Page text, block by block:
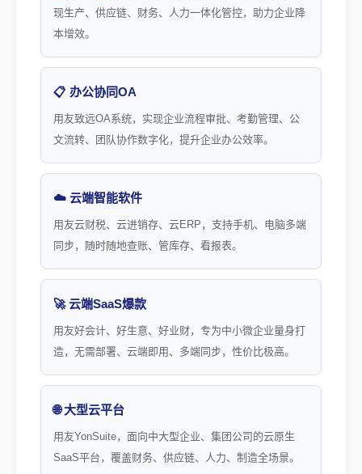
现生产、供应链、财务、人力一体化管控，助力企业降
本增效。
📋 办公协同OA
用友致远OA系统，实现企业流程审批、考勤管理、公
文流转、团队协作数字化，提升企业办公效率。
☁️ 云端智能软件
用友云财税、云进销存、云ERP，支持手机、电脑多端
同步，随时随地查账、管库存、看报表。
🚀 云端SaaS爆款
用友好会计、好生意、好业财，专为中小微企业量身打
造，无需部署、云端即用、多端同步，性价比极高。
🌐 大型云平台
用友YonSuite，面向中大型企业、集团公司的云原生
SaaS平台，覆盖财务、供应链、人力、制造全场景。